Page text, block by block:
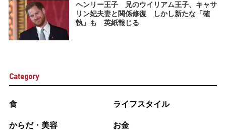
ヘンリー王子 兄のウイリアム王子、キャサ
リン妃夫妻と関係修復 しかし新たな「確
執」も 英紙報じる
Category
食 ライフスタイル
からだ・美容 お金